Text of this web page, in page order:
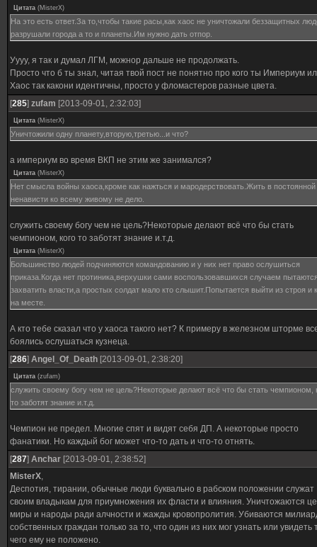
Цитата (MisterX)
На это есть ответ.За то,чтобы такие расы,как хаос не уничтожали беззащитных
разрушали города а то и планеты.Им нужно дать отпор.
Уууу, я так и думал ЛГМ, можнор дальше не продолжать.
Просто что б ты знал, читая твой пост не понятно про кого ты Империум
Хаос так какони идентичны, просто у фломастеров разные цвета.
[285] zufam [2013-09-01, 2:32:03]
Цитата (MisterX)
Уничтожили одну планету,вторую,третью...и что?
а империум во время ВКП не этим же занимался?
Цитата (MisterX)
Нет смысла войны хаоса,кроме как нажться и мародерствовать.Жить в постоянной
ненависти ко всему живому не дело.
служить своему богу чем не цель?Некоторые делают всё что бы стать
чемпионом, кого то заботят знание и.т.д.
Цитата (MisterX)
Большинство людей подчиняются командованию и у них нет право ослушиться
приказа.Когда нет протиника,верхушки сами воспользовавшихся случаем
захватить власти,а простых солдат мало кто слышит.Попытается выйти из строя и
на месте.
А кто тебе сказал что у хаоса такого нет? К примеру в железном шторме
боялись ослушаться кузнеца.
[286] Angel_Оf_Death [2013-09-01, 2:38:20]
Цитата (zufam)
служить своему богу чем не цель?Некоторые делают всё что бы стать чемпионом,
то заботят знание и.т.д.
Чемпион не предел. Многие спят и видят себя ДП. А некоторые просто
фанатики. Но каждый бог может что-то дать и что-то отнять.
[287] Anchar [2013-09-01, 2:38:52]
MisterX,
Деспотия, тирании, обычные люди буквально в рабском положении служат
своим владыкам для приумножения их фласти и влияния. Уничтожаются
миры и народы ради алчности и жажды кровопролития. Убиваются
собственных граждан только за то, что один из них мог узнать или увидеть
чего ему не положено.